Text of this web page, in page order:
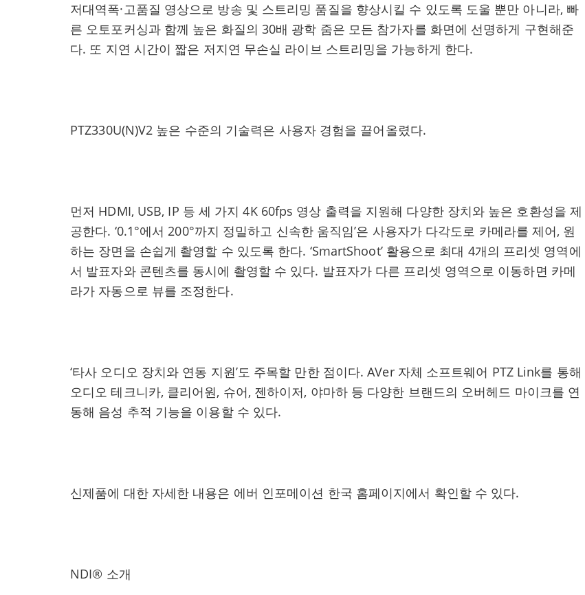
저대역폭·고품질 영상으로 방송 및 스트리밍 품질을 향상시킬 수 있도록 도울 뿐만 아니라, 빠
른 오토포커싱과 함께 높은 화질의 30배 광학 줌은 모든 참가자를 화면에 선명하게 구현해준
다. 또 지연 시간이 짧은 저지연 무손실 라이브 스트리밍을 가능하게 한다.
PTZ330U(N)V2 높은 수준의 기술력은 사용자 경험을 끌어올렸다.
먼저 HDMI, USB, IP 등 세 가지 4K 60fps 영상 출력을 지원해 다양한 장치와 높은 호환성을 제
공한다. ‘0.1°에서 200°까지 정밀하고 신속한 움직임’은 사용자가 다각도로 카메라를 제어, 원
하는 장면을 손쉽게 촬영할 수 있도록 한다. ‘SmartShoot’ 활용으로 최대 4개의 프리셋 영역에
서 발표자와 콘텐츠를 동시에 촬영할 수 있다. 발표자가 다른 프리셋 영역으로 이동하면 카메
라가 자동으로 뷰를 조정한다.
‘타사 오디오 장치와 연동 지원’도 주목할 만한 점이다. AVer 자체 소프트웨어 PTZ Link를 통해
오디오 테크니카, 클리어원, 슈어, 젠하이저, 야마하 등 다양한 브랜드의 오버헤드 마이크를 연
동해 음성 추적 기능을 이용할 수 있다.
신제품에 대한 자세한 내용은 에버 인포메이션 한국 홈페이지에서 확인할 수 있다.
NDI® 소개